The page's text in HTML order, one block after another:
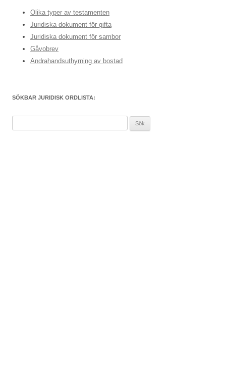
Olika typer av testamenten
Juridiska dokument för gifta
Juridiska dokument för sambor
Gåvobrev
Andrahandsuthyrning av bostad
SÖKBAR JURIDISK ORDLISTA: